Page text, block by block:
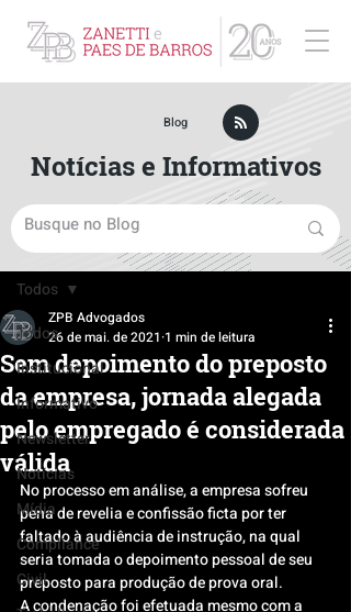
Post
Todos
Institucional
Informativo
Newsletter
Notícias
Mídia
Compliance
Civil
Todos
Sem depoimento do preposto
da empresa, jornada alegada
pelo empregado é considerada
válida
ZPB Advogados
26 de mai. de 2021 1 min de leitura
No processo em análise, a empresa sofreu
pena de revelia e confissão ficta por ter
faltado à audiência de instrução, na qual
seria tomada o depoimento pessoal de seu
preposto para produção de prova oral.
A condenação foi efetuada mesmo com a
Blog
Notícias e Informativos